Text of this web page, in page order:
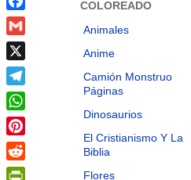
COLOREADO
Animales
Anime
Camión Monstruo
Páginas
Dinosaurios
El Cristianismo Y La
Biblia
Flores
Facebook
Gmail
X
Telegram
WhatsApp
Pinterest
Reddit